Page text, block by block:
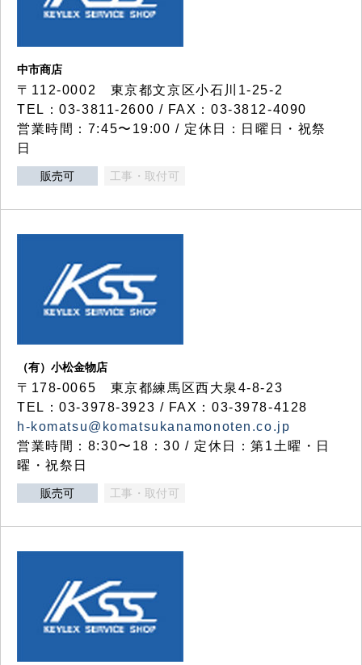
中市商店
〒112-0002 東京都文京区小石川1-25-2
TEL：03-3811-2600 / FAX：03-3812-4090
営業時間：7:45〜19:00 / 定休日：日曜日・祝祭
日
販売可 工事・取付可
（有）小松金物店
〒178-0065 東京都練馬区西大泉4-8-23
TEL：03-3978-3923 / FAX：03-3978-4128
h-komatsu@komatsukanamonoten.co.jp
営業時間：8:30〜18：30 / 定休日：第1土曜・日
曜・祝祭日
販売可 工事・取付可